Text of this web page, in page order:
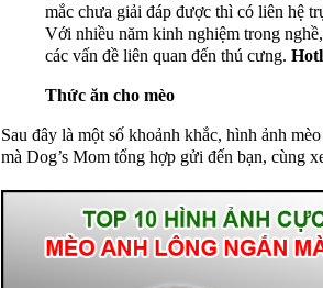
mắc chưa giải đáp được thì có liên hệ
Với nhiều năm kinh nghiệm trong
các vấn đề liên quan đến thú cưng.
Thức ăn cho mèo
Sau đây là một số khoảnh khắc, hình ảnh
mà Dog’s Mom tổng hợp gửi đến bạn, cùng